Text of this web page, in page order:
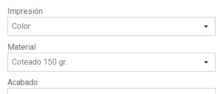
Impresión
Material
Acabado